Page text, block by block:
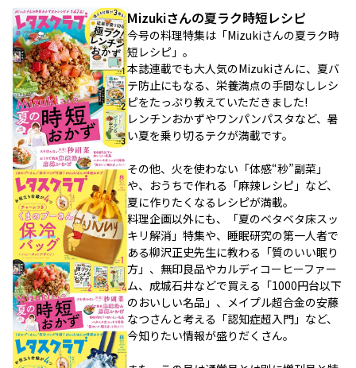
Mizukiさんの夏ラク時短レシピ
今号の料理特集は「Mizukiさんの夏ラク時
短レシピ」。
本誌連載でも大人気のMizukiさんに、夏バ
テ防止にもなる、栄養満点の手間なしレシ
ピをたっぷり教えていただきました!
レンチンおかずやワンパンパスタなど、暑
い夏を乗り切るテクが満載です。
その他、火を使わない「体感“秒”副菜」
や、おうちで作れる「麻辣レシピ」など、
夏に作りたくなるレシピが満載。
料理企画以外にも、「夏のベタベタ床スッ
キリ解消」特集や、睡眠研究の第一人者で
ある柳沢正史先生に教わる「質のいい眠り
方」、無印良品やカルディコーヒーファー
ム、成城石井などで買える「1000円台以下
のおいしい名品」、メイプル超合金の安藤
なつさんと考える「認知症超入門」など、
今知りたい情報が盛りだくさん。